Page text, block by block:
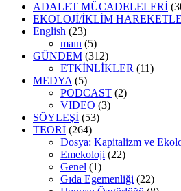
ADALET MÜCADELELERİ
EKOLOJİ/İKLİM
English (23)
maın (5)
GÜNDEM (312)
ETKİNLİKLER (11)
MEDYA (5)
PODCAST (2)
VIDEO (3)
SÖYLEŞİ (53)
TEORİ (264)
Dosya: Kapitalizm ve
Emekoloji (22)
Genel (1)
Gıda Egemenliği (22)